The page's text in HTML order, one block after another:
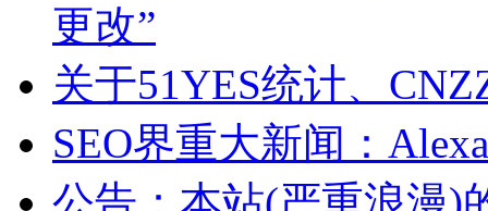
更改”
关于51YES统计、
SEO界重大新闻：
公告：本站(严重浪漫)